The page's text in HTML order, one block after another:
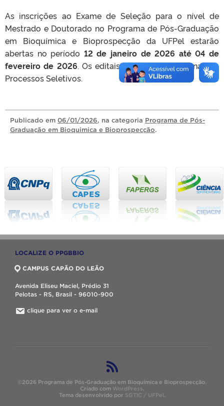
As inscrições ao Exame de Seleção para o nível de
Mestrado e Doutorado no Programa de Pós-Graduação
em Bioquímica e Bioprospecção da UFPel estarão
abertas no período 12 de janeiro de 2026 até 04 de
fevereiro de 2026. Os editais estão disponíveis na aba
Processos Seletivos.
Publicado em 06/01/2026, na categoria Programa de Pós-
Graduação em Bioquimica e Bioprospecção.
LOCALIZE O PPGBBIO
CAMPUS CAPÃO DO LEÃO
Avenida Eliseu Maciel, Prédio 31
Pelotas - RS, Brasil - 96010-900
clique para ver o e-mail
©2026 Programa de Pós-Graduação em Bioquímica e Bioprospecção.
Criado com WordPress.
Tema desenvolvido por SGTIC / UFPel.